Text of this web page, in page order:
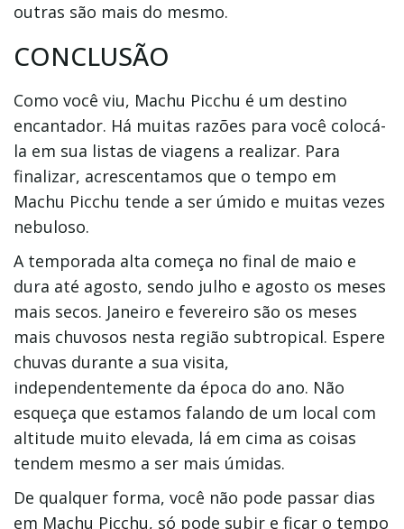
outras são mais do mesmo.
CONCLUSÃO
Como você viu, Machu Picchu é um destino
encantador. Há muitas razões para você colocá-
la em sua listas de viagens a realizar. Para
finalizar, acrescentamos que o tempo em
Machu Picchu tende a ser úmido e muitas vezes
nebuloso.
A temporada alta começa no final de maio e
dura até agosto, sendo julho e agosto os meses
mais secos. Janeiro e fevereiro são os meses
mais chuvosos nesta região subtropical. Espere
chuvas durante a sua visita,
independentemente da época do ano. Não
esqueça que estamos falando de um local com
altitude muito elevada, lá em cima as coisas
tendem mesmo a ser mais úmidas.
De qualquer forma, você não pode passar dias
em Machu Picchu, só pode subir e ficar o tempo